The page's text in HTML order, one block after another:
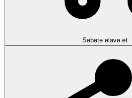
Səbətə əlavə et